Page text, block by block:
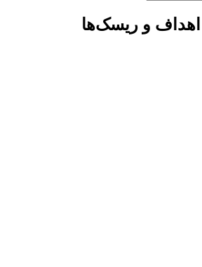
اهداف و ریسک‌ها